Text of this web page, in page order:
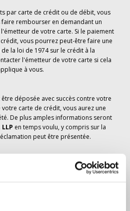
par carte de crédit ou de débit, vous
rembourser en demandant un
de votre carte. Si le paiement
vous pourrez peut-être faire une
la loi de 1974 sur le crédit à la
l'émetteur de votre carte si cela
à vous.
déposée avec succès contre votre
carte de crédit, vous aurez une
De plus amples informations seront
en temps voulu, y compris sur la
peut être présentée.
un avis d'annulation concernant votre
n'a pas été annulée et il est
billets que vous avez commandés en
les billets du Grand Prix sont livrés.